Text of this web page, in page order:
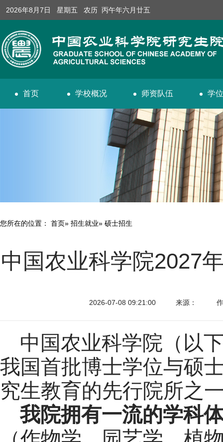
2026年8月7日 星期五 农历 丙午年六月廿五
首页 学校概况 师资队伍 学
您所在的位置： 首页» 招生就业» 硕士招生
中国农业科学院2027
2026-07-08 09:21:00 来源：
中国农业科学院（以
我国首批博士学位与硕
究生教育的先行院所之
我院拥有一流的学科